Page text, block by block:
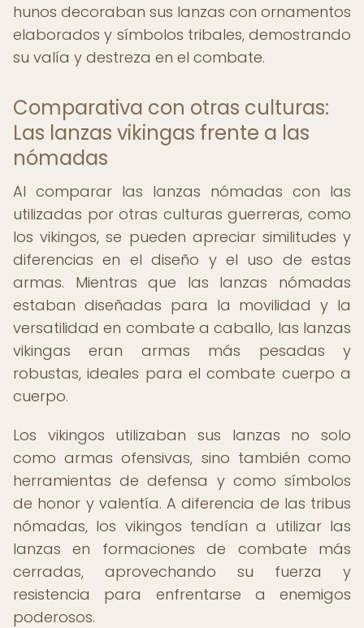
hunos decoraban sus lanzas con ornamentos
elaborados y símbolos tribales, demostrando
su valía y destreza en el combate.
Comparativa con otras culturas:
Las lanzas vikingas frente a las
nómadas
Al comparar las lanzas nómadas con las
utilizadas por otras culturas guerreras, como
los vikingos, se pueden apreciar similitudes y
diferencias en el diseño y el uso de estas
armas. Mientras que las lanzas nómadas
estaban diseñadas para la movilidad y la
versatilidad en combate a caballo, las lanzas
vikingas eran armas más pesadas y
robustas, ideales para el combate cuerpo a
cuerpo.
Los vikingos utilizaban sus lanzas no solo
como armas ofensivas, sino también como
herramientas de defensa y como símbolos
de honor y valentía. A diferencia de las tribus
nómadas, los vikingos tendían a utilizar las
lanzas en formaciones de combate más
cerradas, aprovechando su fuerza y
resistencia para enfrentarse a enemigos
poderosos.